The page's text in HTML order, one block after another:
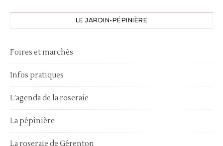
LE JARDIN-PÉPINIÈRE
Foires et marchés
Infos pratiques
L’agenda de la roseraie
La pépinière
La roseraie de Gérenton